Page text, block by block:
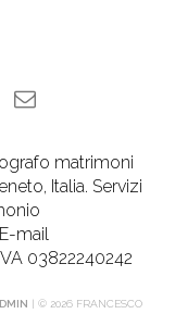
matrimoni
Italia. Servizi
mail
03822240242
| © 2026 FRANCESCO